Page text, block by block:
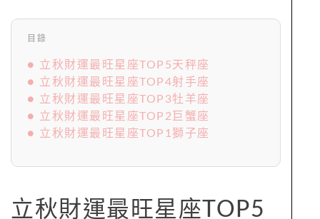
目錄
● 立秋財運最旺星座TOP5天秤座
● 立秋財運最旺星座TOP4射手座
● 立秋財運最旺星座TOP3牡羊座
● 立秋財運最旺星座TOP2巨蟹座
● 立秋財運最旺星座TOP1獅子座
立秋財運最旺星座TOP5